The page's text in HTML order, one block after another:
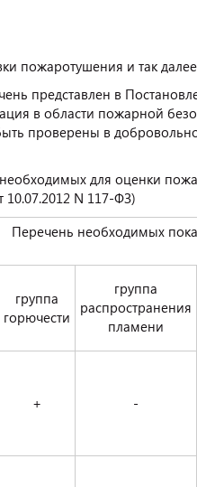
пожаротушения и так
представлен в
в области пожарной
проверены в
для оценки
10.07.2012 N 117-ФЗ)
Перечень необходимых
группа
горючести
группа
распространения
пламени
+ -